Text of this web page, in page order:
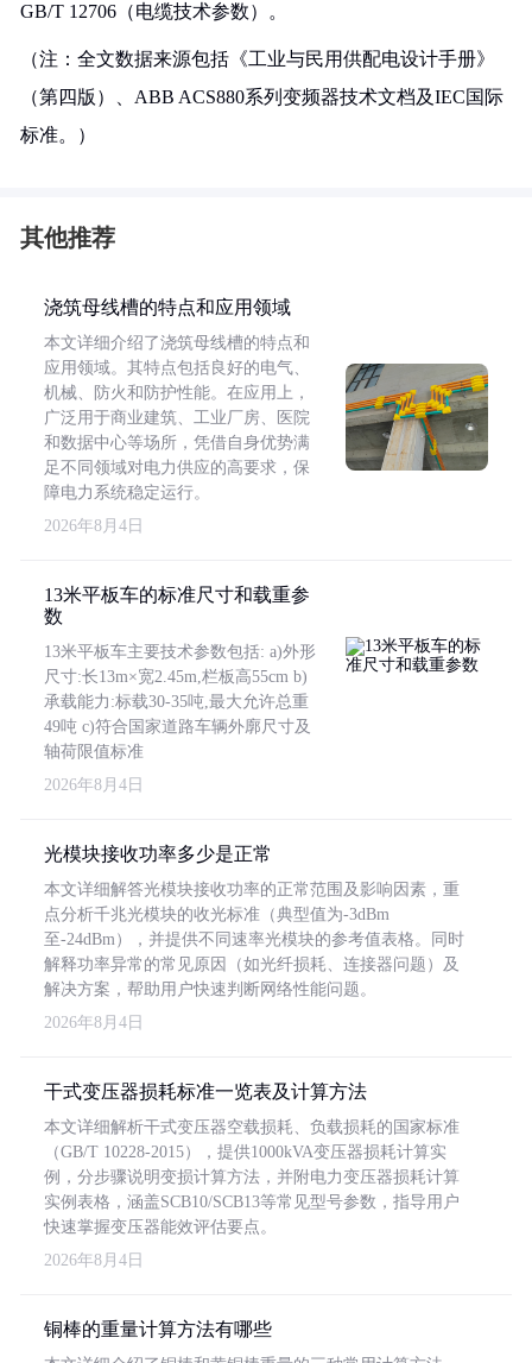
GB/T 12706（电缆技术参数）。
（注：全文数据来源包括《工业与民用供配电设计手册》
（第四版）、ABB ACS880系列变频器技术文档及IEC国际
标准。）
其他推荐
浇筑母线槽的特点和应用领域
本文详细介绍了浇筑母线槽的特点和
应用领域。其特点包括良好的电气、
机械、防火和防护性能。在应用上，
广泛用于商业建筑、工业厂房、医院
和数据中心等场所，凭借自身优势满
足不同领域对电力供应的高要求，保
障电力系统稳定运行。
2026年8月4日
13米平板车的标准尺寸和载重参
数
13米平板车主要技术参数包括: a)外形
尺寸:长13m×宽2.45m,栏板高55cm b)
承载能力:标载30-35吨,最大允许总重
49吨 c)符合国家道路车辆外廓尺寸及
轴荷限值标准
2026年8月4日
光模块接收功率多少是正常
本文详细解答光模块接收功率的正常范围及影响因素，重
点分析千兆光模块的收光标准（典型值为-3dBm
至-24dBm），并提供不同速率光模块的参考值表格。同时
解释功率异常的常见原因（如光纤损耗、连接器问题）及
解决方案，帮助用户快速判断网络性能问题。
2026年8月4日
干式变压器损耗标准一览表及计算方法
本文详细解析干式变压器空载损耗、负载损耗的国家标准
（GB/T 10228-2015），提供1000kVA变压器损耗计算实
例，分步骤说明变损计算方法，并附电力变压器损耗计算
实例表格，涵盖SCB10/SCB13等常见型号参数，指导用户
快速掌握变压器能效评估要点。
2026年8月4日
铜棒的重量计算方法有哪些